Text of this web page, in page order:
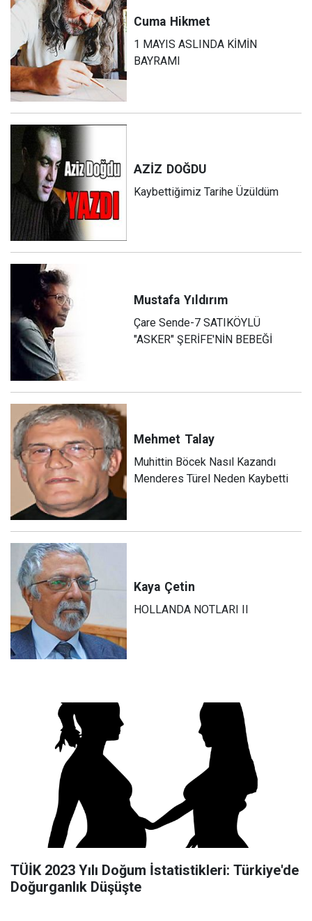
Cuma Hikmet
1 MAYIS ASLINDA KİMİN
BAYRAMI
AZİZ DOĞDU
Kaybettiğimiz Tarihe Üzüldüm
Mustafa Yıldırım
Çare Sende-7 SATIKÖYLÜ
"ASKER" ŞERİFE'NİN BEBEĞİ
Mehmet Talay
Muhittin Böcek Nasıl Kazandı
Menderes Türel Neden Kaybetti
Kaya Çetin
HOLLANDA NOTLARI II
TÜİK 2023 Yılı Doğum İstatistikleri: Türkiye'de
Doğurganlık Düşüşte